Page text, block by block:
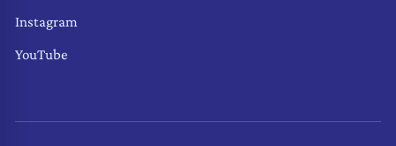
Instagram
YouTube